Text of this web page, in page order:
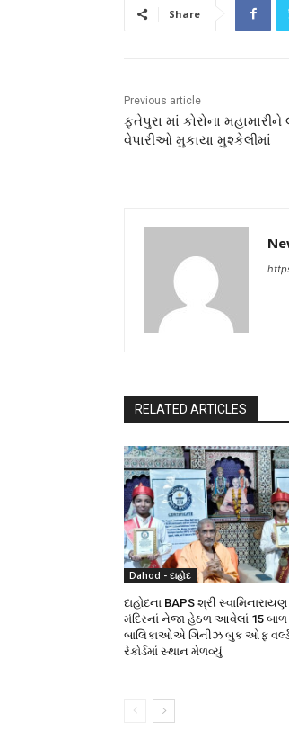
Share
Previous article
ફતેપુરા માં કોરોના મહામારીને
વેપારીઓ મુકાયા મુશ્કેલીમાં
RELATED ARTICLES
Dahod - દાહોદ
દાહોદના BAPS શ્રી સ્વામિનારાયણ
મંદિરનાં નેજા હેઠળ આવેલાં 15 બાળ
બાલિકાઓએ ગિનીઝ બુક ઓફ
રેકોર્ડમાં સ્થાન મેળવ્યું